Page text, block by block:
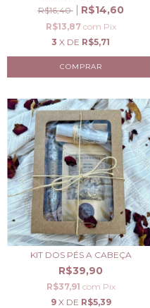
R$16,40
R$14,60
R$13,87 com Pix
3 X DE R$5,71
KIT DOS PÉS A CABEÇA
R$39,90
R$37,91 com Pix
9 X DE R$5,39